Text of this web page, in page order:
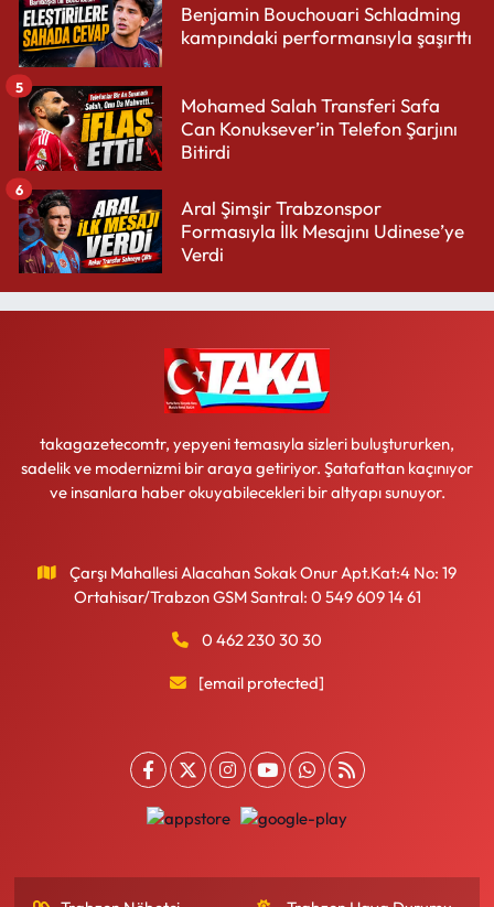
Benjamin Bouchouari Schladming
kampındaki performansıyla şaşırttı
Mohamed Salah Transferi Safa
Can Konuksever’in Telefon Şarjını
Bitirdi
5
Aral Şimşir Trabzonspor
Formasıyla İlk Mesajını Udinese’ye
Verdi
6
takagazetecomtr, yepyeni temasıyla sizleri buluştururken,
sadelik ve modernizmi bir araya getiriyor. Şatafattan kaçınıyor
ve insanlara haber okuyabilecekleri bir altyapı sunuyor.
Çarşı Mahallesi Alacahan Sokak Onur Apt.Kat:4 No: 19
Ortahisar/Trabzon GSM Santral: 0 549 609 14 61
0 462 230 30 30
[email protected]